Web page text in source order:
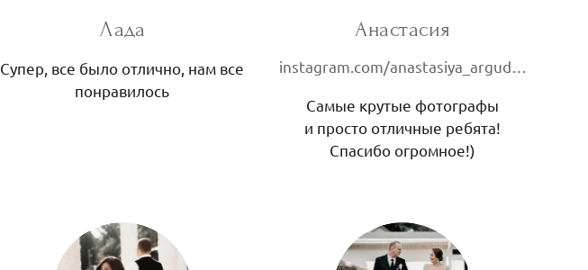
Лада
Супер, все было отлично, нам все
понравилось
Анастасия
instagram.com/anastasiya_argudaeva
Самые крутые фотографы
и просто отличные ребята!
Спасибо огромное!)